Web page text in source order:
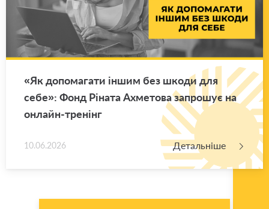
«Як до­по­ма­га­ти іншим без шкоди для
себе»: Фонд Рі­на­та Ахме­то­ва за­про­шує на
он­лайн-тре­нінг
10.06.2026 Детальніше